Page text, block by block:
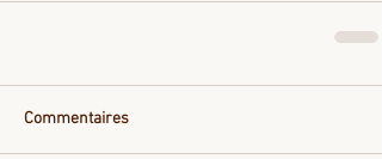
Commentaires